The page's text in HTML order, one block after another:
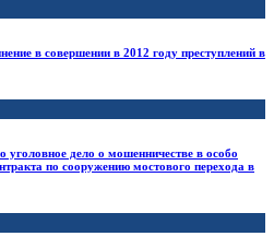
в совершении в 2012 году преступлений в
уголовное дело о мошенничестве в особо
по сооружению мостового перехода в